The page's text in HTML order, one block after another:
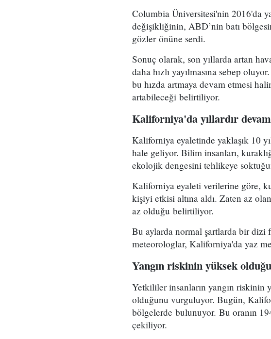
Columbia Üniversitesi'nin 2016'da
değişikliğinin, ABD’nin batı
gözler önüne serdi.
Sonuç olarak, son yıllarda artan
daha hızlı yayılmasına sebep
bu hızda artmaya devam etmesi
artabileceği belirtiliyor.
Kaliforniya'da yıllardır
Kaliforniya eyaletinde yaklaşık 10
hale geliyor. Bilim insanları,
ekolojik dengesini tehlikeye
Kaliforniya eyaleti verilerine göre,
kişiyi etkisi altına aldı. Zaten az
az olduğu belirtiliyor.
Bu aylarda normal şartlarda bir dizi
meteorologlar, Kaliforniya'da yaz
Yangın riskinin yüksek
Yetkililer insanların yangın riskinin
olduğunu vurguluyor. Bugün,
bölgelerde bulunuyor. Bu oranın
çekiliyor.